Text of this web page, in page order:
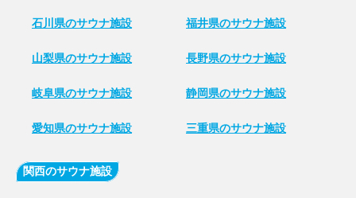
石川県のサウナ施設 福井県のサウナ施設
山梨県のサウナ施設 長野県のサウナ施設
岐阜県のサウナ施設 静岡県のサウナ施設
愛知県のサウナ施設 三重県のサウナ施設
関西のサウナ施設